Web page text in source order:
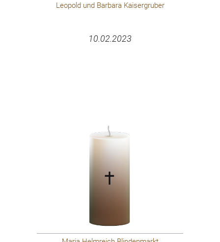
Leopold und Barbara Kaisergruber
10.02.2023